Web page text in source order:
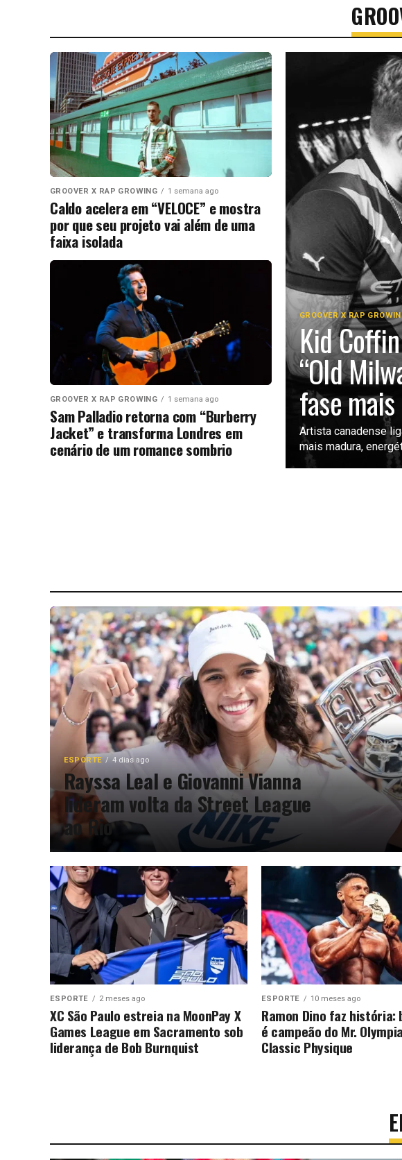
GROOVER X RAP
Kid
“Old
fase
Artista canadense
mais madura,
GROOVER X RAP GROWING 1 semana ago
Caldo acelera em “VELOCE” e mostra
por que seu projeto vai além de uma
faixa isolada
GROOVER X RAP GROWING 1 semana ago
Sam Palladio retorna com “Burberry
Jacket” e transforma Londres em
cenário de um romance sombrio
ESPORTE 4 dias ago
Rayssa Leal e Giovanni Vianna
lideram volta da Street League
ao Rio
ESPORTE 2 meses ago
XC São Paulo estreia na MoonPay X
Games League em Sacramento sob
liderança de Bob Burnquist
ESPORTE 10 meses ago
Ramon Dino faz
é campeão do Mr.
Classic Physique